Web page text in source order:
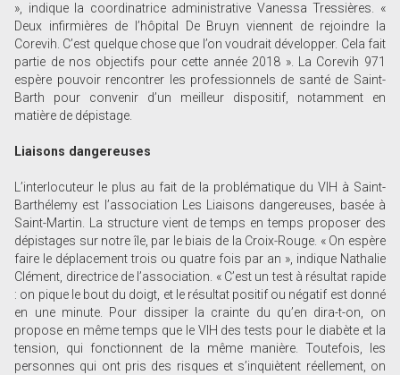
», indique la coordinatrice administrative Vanessa Tressières. «
Deux infirmières de l’hôpital De Bruyn viennent de rejoindre la
Corevih. C’est quelque chose que l’on voudrait développer. Cela fait
partie de nos objectifs pour cette année 2018 ». La Corevih 971
espère pouvoir rencontrer les professionnels de santé de Saint-
Barth pour convenir d’un meilleur dispositif, notamment en
matière de dépistage.
Liaisons dangereuses
L’interlocuteur le plus au fait de la problématique du VIH à Saint-
Barthélemy est l’association Les Liaisons dangereuses, basée à
Saint-Martin. La structure vient de temps en temps proposer des
dépistages sur notre île, par le biais de la Croix-Rouge. « On espère
faire le déplacement trois ou quatre fois par an », indique Nathalie
Clément, directrice de l’association. « C’est un test à résultat rapide
: on pique le bout du doigt, et le résultat positif ou négatif est donné
en une minute. Pour dissiper la crainte du qu’en dira-t-on, on
propose en même temps que le VIH des tests pour le diabète et la
tension, qui fonctionnent de la même manière. Toutefois, les
personnes qui ont pris des risques et s’inquiètent réellement, on